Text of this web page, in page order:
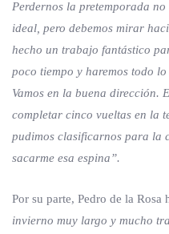
Perdernos la pretemporada
ideal, pero debemos mirar
hecho un trabajo fantástico
poco tiempo y haremos todo
Vamos en la buena dirección.
completar cinco vueltas en la
pudimos clasificarnos para la
sacarme esa espina”.
Por su parte, Pedro de la Rosa
invierno muy largo y mucho